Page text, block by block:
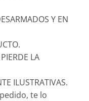
Y EN
LA
ILUSTRATIVAS.
te lo